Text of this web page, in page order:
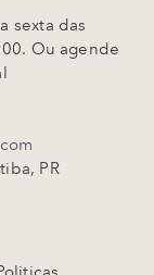
sexta das
Ou agende
PR